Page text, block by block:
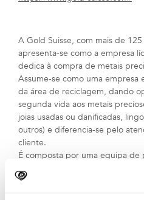
A Gold Suisse, com mais de
apresenta-se como a empresa
dedica à compra de metais
Assume-se como uma empresa
da área de reciclagem, dando
segunda vida aos metais
joias usadas ou danificadas,
outros) e diferencia-se pelo
cliente.
É composta por uma equipa de
específica nas áreas de metais
uma estrutura de gestão
atividade pelos seguintes